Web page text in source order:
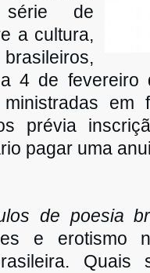
série de
a cultura,
brasileiros,
4 de fevereiro
em
prévia
pagar uma
de poesia
e erotismo